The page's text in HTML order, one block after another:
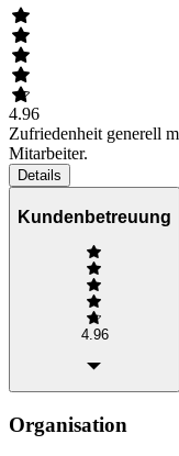
4.96
Zufriedenheit generell
Mitarbeiter.
Details
Kundenbetreuung
4.96
Organisation